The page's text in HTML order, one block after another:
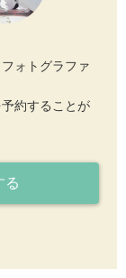
ォトグラファ
約することが
る